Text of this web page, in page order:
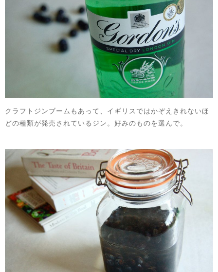
クラフトジンブームもあって、イギリスではかぞえきれないほ
どの種類が発売されているジン。好みのものを選んで。